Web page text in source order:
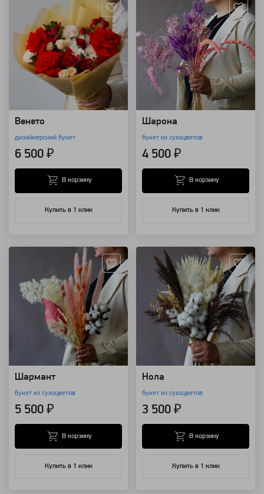
Венето
дизайнерский букет
6 500 ₽
Купить в 1 клик
В корзину
Шарона
букет из сухоцветов
4 500 ₽
Купить в 1 клик
В корзину
Шармант
букет из сухоцветов
5 500 ₽
Купить в 1 клик
В корзину
Нола
букет из сухоцветов
3 500 ₽
Купить в 1 клик
В корзину